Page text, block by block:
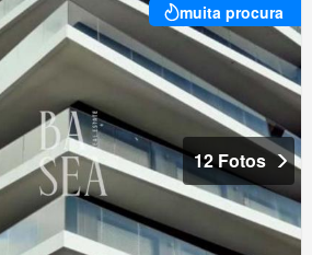
muita procura
12 Fotos